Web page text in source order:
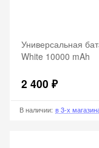
Универсальная
White 10000 mAh
2 400 ₽
В наличии: в 3-х